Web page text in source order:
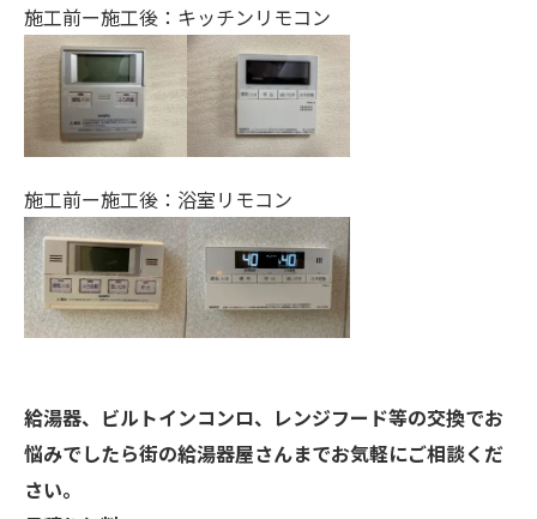
施工前ー施工後：キッチンリモコン
施工前ー施工後：浴室リモコン
給湯器、ビルトインコンロ、レンジフード等の交換でお
悩みでしたら街の給湯器屋さんまでお気軽にご相談くだ
さい。